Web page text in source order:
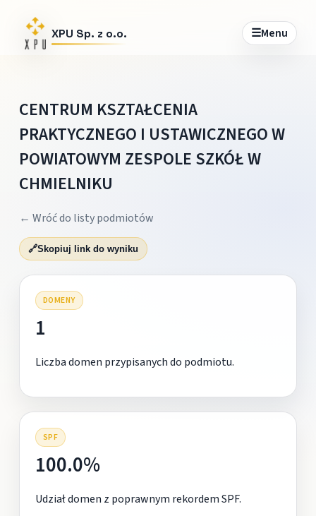
XPU Sp. z o.o. ☰Menu
CENTRUM KSZTAŁCENIA
PRAKTYCZNEGO I USTAWICZNEGO W
POWIATOWYM ZESPOLE SZKÓŁ W
CHMIELNIKU
← Wróć do listy podmiotów
🔗Skopiuj link do wyniku
DOMENY
1
Liczba domen przypisanych do podmiotu.
SPF
100.0%
Udział domen z poprawnym rekordem SPF.